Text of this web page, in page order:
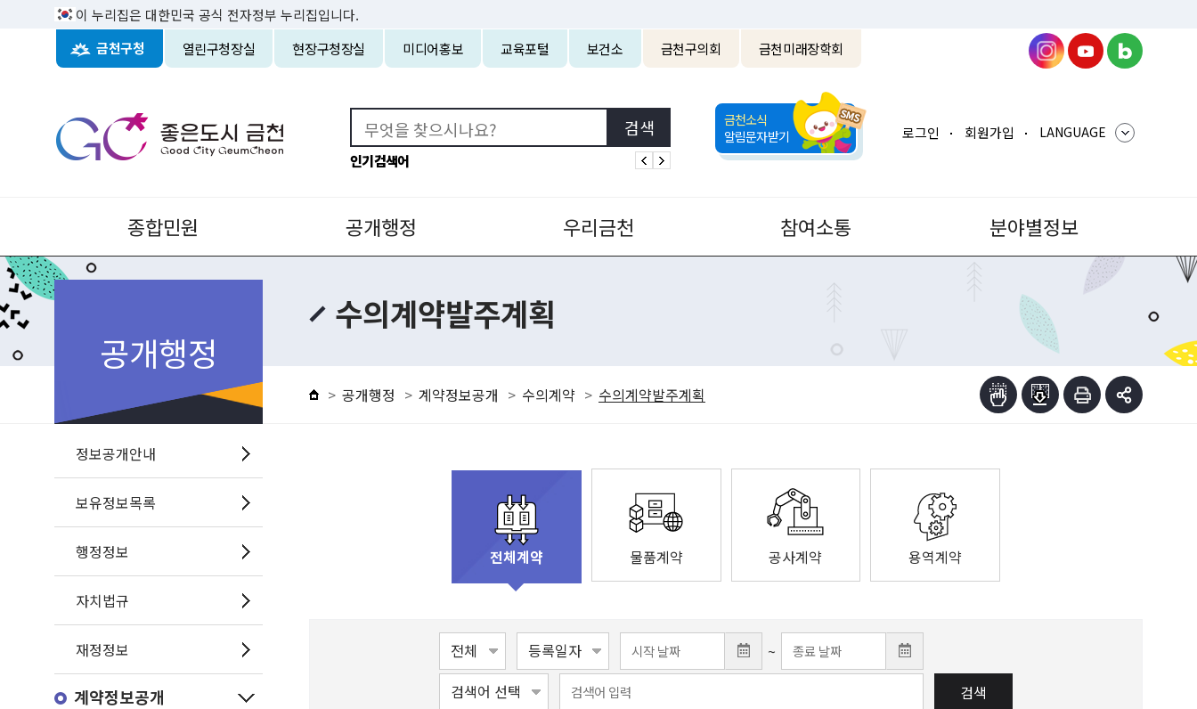
이 누리집은 대한민국 공식 전자정부 누리집입니다.
금천구청 열린구청장실 현장구청장실 미디어홍보 교육포털 보건소 금천구의회 금천미래장학회
인기검색어
금천소식
알림문자받기
로그인 회원가입 LANGUAGE
종합민원 공개행정 우리금천 참여소통 분야별정보
공개행정
정보공개안내
보유정보목록
행정정보
자치법규
재정정보
계약정보공개
수의계약발주계획
공개행정 계약정보공개 수의계약 수의계약발주계획
전체계약 물품계약 공사계약 용역계약
~
검색